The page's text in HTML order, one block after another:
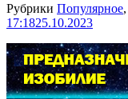
Рубрики Популярное,
17:1825.10.2023